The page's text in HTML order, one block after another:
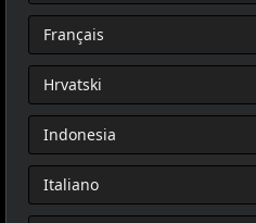
Français
Hrvatski
Indonesia
Italiano